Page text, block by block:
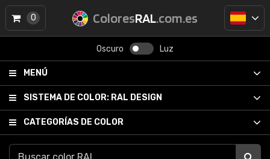
ColoresRAL.com.es
Oscuro Luz
MENÚ
SISTEMA DE COLOR: RAL DESIGN
CATEGORÍAS DE COLOR
0